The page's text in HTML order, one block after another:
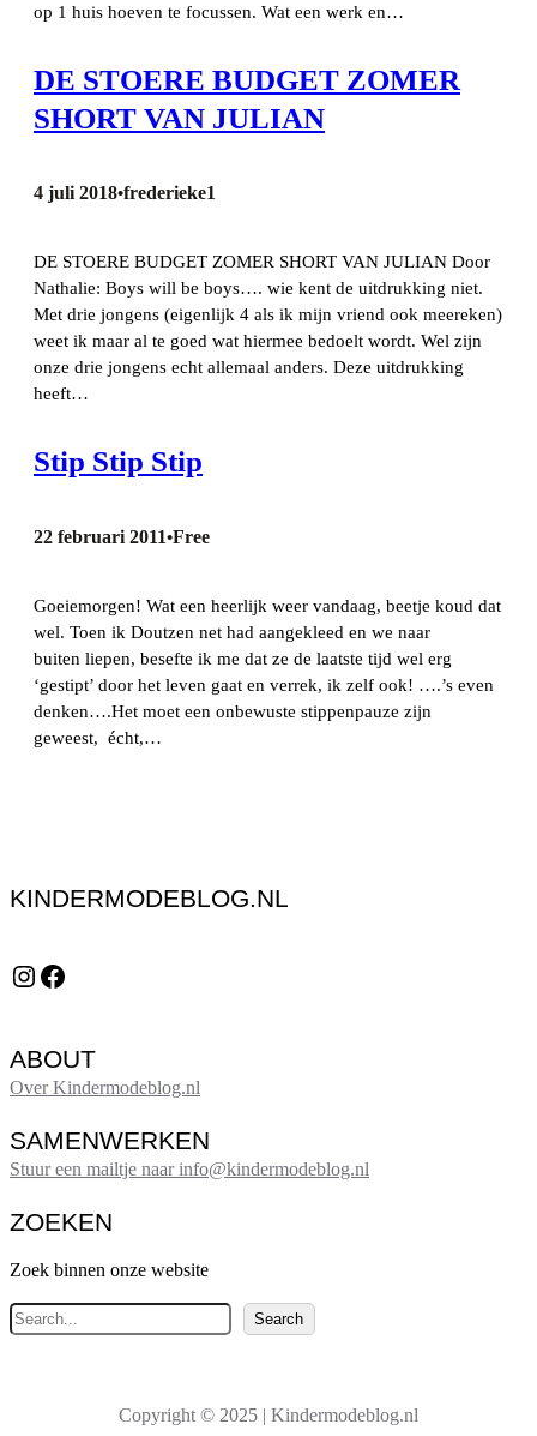
op 1 huis hoeven te focussen. Wat een werk en…
DE STOERE BUDGET ZOMER
SHORT VAN JULIAN
4 juli 2018•frederieke1
DE STOERE BUDGET ZOMER SHORT VAN JULIAN Door
Nathalie: Boys will be boys…. wie kent de uitdrukking niet.
Met drie jongens (eigenlijk 4 als ik mijn vriend ook meereken)
weet ik maar al te goed wat hiermee bedoelt wordt. Wel zijn
onze drie jongens echt allemaal anders. Deze uitdrukking
heeft…
Stip Stip Stip
22 februari 2011•Free
Goeiemorgen! Wat een heerlijk weer vandaag, beetje koud dat
wel. Toen ik Doutzen net had aangekleed en we naar
buiten liepen, besefte ik me dat ze de laatste tijd wel erg
‘gestipt’ door het leven gaat en verrek, ik zelf ook! ….’s even
denken….Het moet een onbewuste stippenpauze zijn
geweest, écht,…
KINDERMODEBLOG.NL
Instagram Facebook
ABOUT
Over Kindermodeblog.nl
SAMENWERKEN
Stuur een mailtje naar info@kindermodeblog.nl
ZOEKEN
Zoek binnen onze website
Z
o
e
Search
Copyright © 2025 | Kindermodeblog.nl